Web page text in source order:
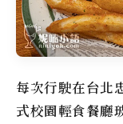
每次行駛在台北
式校園輕食餐廳